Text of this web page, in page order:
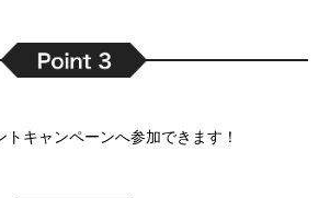
キャンペーンへ参加できます！